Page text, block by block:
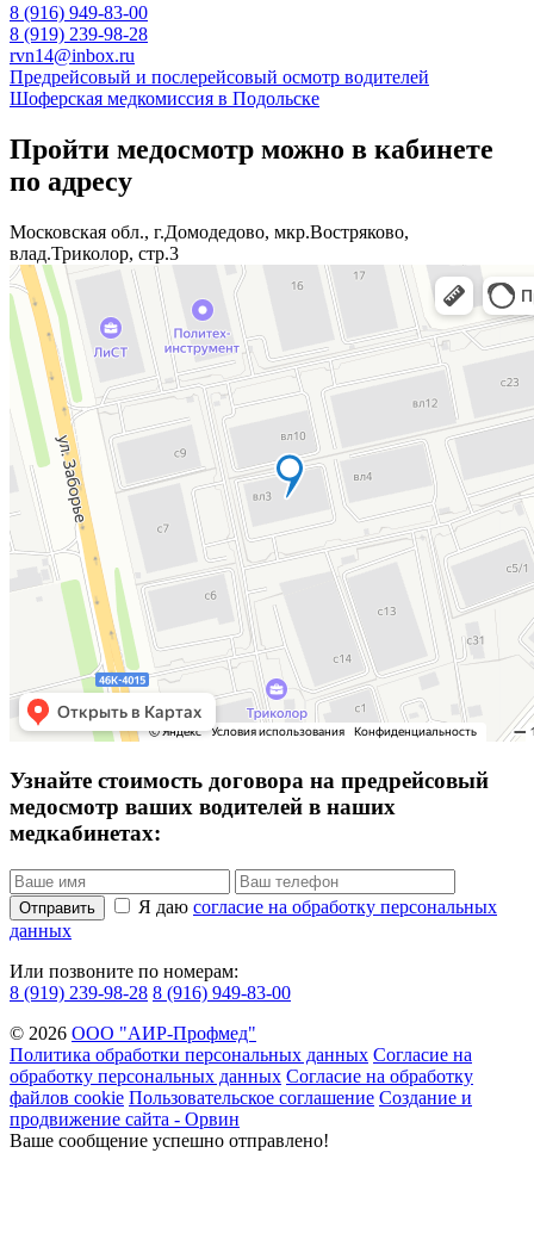
8 (916) 949-83-00
8 (919) 239-98-28
rvn14@inbox.ru
Навигация
по
записям
Предрейсовый и послерейсовый осмотр водителей
Шоферская медкомиссия в Подольске
Пройти медосмотр можно в кабинете
по адресу
Московская обл., г.Домодедово, мкр.Востряково,
влад.Триколор, стр.3
Узнайте стоимость договора на предрейсовый
медосмотр ваших водителей в наших
медкабинетах:
Отправить Я даю согласие на обработку персональных
данных
Или позвоните по номерам:
8 (919) 239-98-28 8 (916) 949-83-00
© 2026 ООО "АИР-Профмед"
Политика обработки персональных данных Согласие на
обработку персональных данных Согласие на обработку
файлов cookie Пользовательское соглашение Создание и
продвижение сайта - Орвин
Ваше сообщение успешно отправлено!